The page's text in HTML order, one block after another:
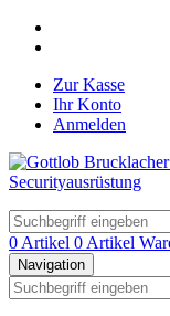
Zur Kasse
Ihr Konto
Anmelden
0 Artikel 0 Artikel
Navigation